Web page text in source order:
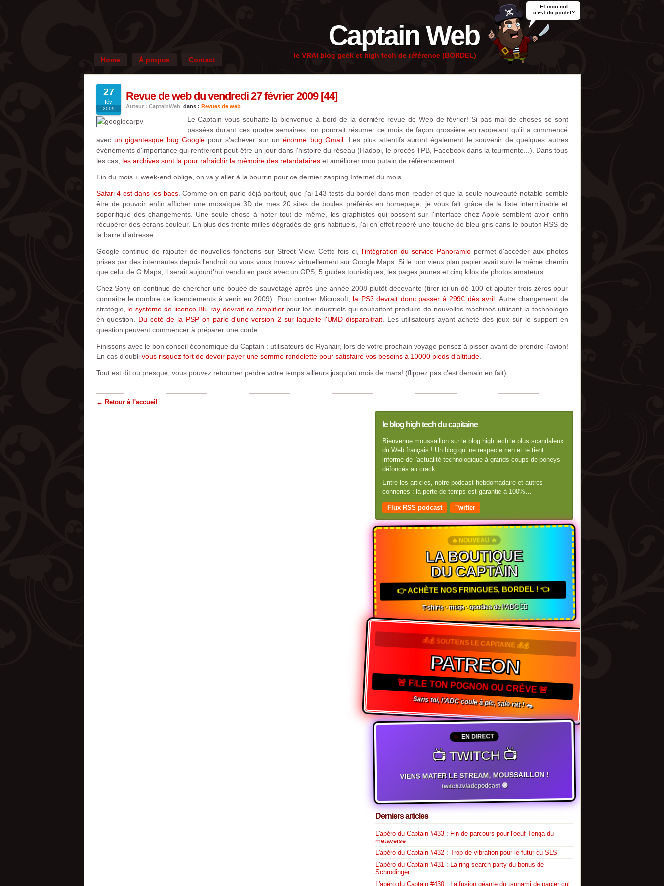
Captain Web
le VRAI blog geek et high tech de référence (BORDEL)
Home À propos Contact
27
fév
2009
Revue de web du vendredi 27 février 2009 [44]
Auteur : CaptainWeb dans : Revues de web
Le Captain vous souhaite la bienvenue à bord de la dernière revue de Web de février! Si pas mal de choses se sont
passées durant ces quatre semaines, on pourrait résumer ce mois de façon grossière en rappelant qu'il a commencé
avec un gigantesque bug Google pour s'achever sur unénorme bug Gmail . Les plus attentifs auront également le souvenir de quelques autres
événements d'importance qui rentreront peut-être un jour dans l'histoire du réseau (Hadopi, le procès TPB, Facebook dans la tourmente...). Dans tous
les cas, les archives sont la pour rafraichir la mémoire des retardataireset améliorer mon putain de référencement.
Fin du mois + week-end oblige, on va y aller à la bourrin pour ce dernier zapping Internet du mois.
Safari 4 est dans les bacs. Comme on en parle déjà partout, que j'ai 143 tests du bordel dans mon reader et que la seule nouveauté notable semble
être de pouvoir enfin afficher une mosaïque 3D de mes 20 sites de boules préférés en homepage, je vous fait grâce de la liste interminable et
soporifique des changements. Une seule chose à noter tout de même, les graphistes qui bossent sur l'interface chez Apple semblent avoir enfin
récupérer des écrans couleur. En plus des trente milles dégradés de gris habituels, j'ai en effet repéré une touche de bleu-gris dans le bouton RSS de
la barre d’adresse.
Google continue de rajouter de nouvelles fonctions sur Street View. Cette fois ci, l'intégration du service Panoramiopermet d'accéder aux photos
prises par des internautes depuis l'endroit ou vous vous trouvez virtuellement sur Google Maps. Si le bon vieux plan papier avait suivi le même chemin
que celui de G Maps, il serait aujourd'hui vendu en pack avec un GPS, 5 guides touristiques, les pages jaunes et cinq kilos de photos amateurs.
Chez Sony on continue de chercher une bouée de sauvetage après une année 2008 plutôt décevante (tirer ici un dé 100 et ajouter trois zéros pour
connaitre le nombre de licenciements à venir en 2009). Pour contrer Microsoft, la PS3 devrait donc passer à 299€ dès avril . Autre changement de
stratégie, le système de licence Blu-ray devrait se simplifierpour les industriels qui souhaitent produire de nouvelles machines utilisant la technologie
en question. Du coté de la PSP on parle d'une version 2 sur laquelle l'UMD disparaitrait. Les utilisateurs ayant acheté des jeux sur le support en
question peuvent commencer à préparer une corde.
Finissons avec le bon conseil économique du Captain : utilisateurs de Ryanair, lors de votre prochain voyage pensez à pisser avant de prendre l'avion!
En cas d’oubli vous risquez fort de devoir payer une somme rondelette pour satisfaire vos besoins à 10000 pieds d’altitude.
Tout est dit ou presque, vous pouvez retourner perdre votre temps ailleurs jusqu’au mois de mars! (flippez pas c’est demain en fait).
← Retour à l'accueil
le blog high tech du capitaine
Bienvenue moussaillon sur le blog high tech le plus scandaleux
du Web français ! Un blog qui ne respecte rien et te tient
informé de l'actualité technologique à grands coups de poneys
défoncés au crack.
Entre les articles, notre podcast hebdomadaire et autres
conneries : la perte de temps est garantie à 100%…
Flux RSS podcast Twitter
🔥 NOUVEAU 🔥
LA BOUTIQUE
DU CAPTAIN
👉 ACHÈTE NOS FRINGUES, BORDEL ! 👈
T-shirts · mugs · goodies de l'ADC 🏴‍☠️
💰💰 SOUTIENS LE CAPITAINE 💰💰
PATREON
🚨 FILE TON POGNON OU CRÈVE 🚨
Sans toi, l'ADC coule à pic, sale rat ! 🐀
EN DIRECT
📺 TWITCH 📺
VIENS MATER LE STREAM, MOUSSAILLON !
twitch.tv/adcpodcast 🟣
Derniers articles
L'apéro du Captain #433 : Fin de parcours pour l'oeuf Tenga du
metaverse
L'apéro du Captain #432 : Trop de vibrafion pour le futur du SLS
L'apéro du Captain #431 : La ring search party du bonus de
Schrödinger
L'apéro du Captain #430 : La fusion géante du tsunami de papier cul